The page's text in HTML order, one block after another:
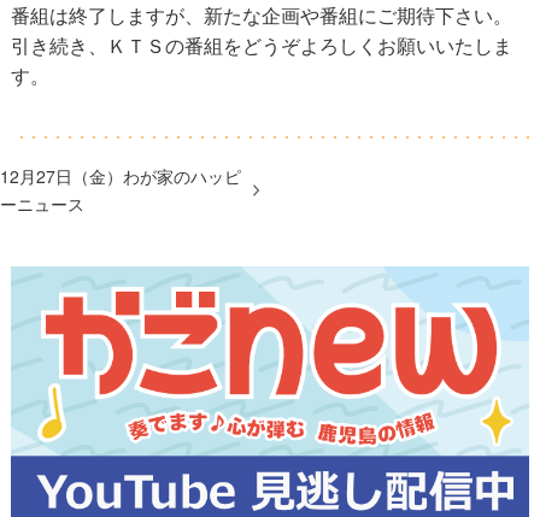
番組は終了しますが、新たな企画や番組にご期待下さい。
引き続き、ＫＴＳの番組をどうぞよろしくお願いいたしま
す。
12月27日（金）わが家のハッピ
ーニュース